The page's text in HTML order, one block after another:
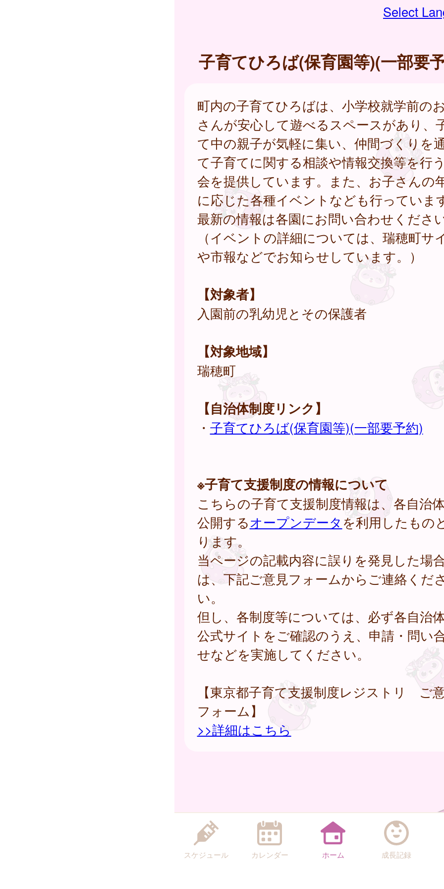
Select
子育てひろば(保育園等)(一部要
町内の子育てひろばは、小学校就学前の
さんが安心して遊べるスペースがあり、
て中の親子が気軽に集い、仲間づくりを
て子育てに関する相談や情報交換等を行
会を提供しています。また、お子さんの
に応じた各種イベントなども行っていま
最新の情報は各園にお問い合わせくださ
（イベントの詳細については、瑞穂町サ
や市報などでお知らせしています。）
【対象者】
入園前の乳幼児とその保護者
【対象地域】
瑞穂町
【自治体制度リンク】
・ 子育てひろば(保育園等)(一部要予約)
※子育て支援制度の情報について
こちらの子育て支援制度情報は、各自治
公開するオープンデータ を利用したもの
ります。
当ページの記載内容に誤りを発見した場
は、下記ご意見フォームからご連絡くだ
い。
但し、各制度等については、必ず各自治
公式サイトをご確認のうえ、申請・問い
せなどを実施してください。
【東京都子育て支援制度レジストリ ご
フォーム】
>>詳細はこちら
スケジュール カレンダー ホーム 成長記録